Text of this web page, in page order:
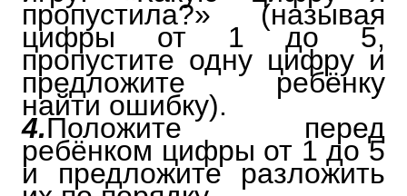
пропустила?» (называя
цифры от 1 до 5,
пропустите одну цифру и
предложите ребёнку
найти ошибку).
4.Положите перед
ребёнком цифры от 1 до 5
и предложите разложить